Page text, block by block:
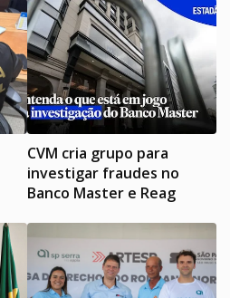
CVM cria grupo para
investigar fraudes no
Banco Master e Reag